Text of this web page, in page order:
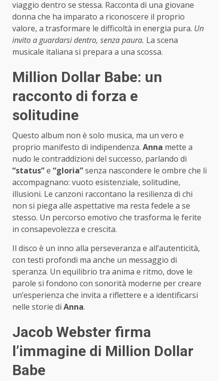
viaggio dentro se stessa. Racconta di una giovane
donna che ha imparato a riconoscere il proprio
valore, a trasformare le difficoltà in energia pura. Un
invito a guardarsi dentro, senza paura. La scena
musicale italiana si prepara a una scossa.
Million Dollar Babe: un
racconto di forza e
solitudine
Questo album non è solo musica, ma un vero e
proprio manifesto di indipendenza. Anna mette a
nudo le contraddizioni del successo, parlando di
“status”e “gloria”senza nascondere le ombre che li
accompagnano: vuoto esistenziale, solitudine,
illusioni. Le canzoni raccontano la resilienza di chi
non si piega alle aspettative ma resta fedele a se
stesso. Un percorso emotivo che trasforma le ferite
in consapevolezza e crescita.
Il disco è un inno alla perseveranza e all’autenticità,
con testi profondi ma anche un messaggio di
speranza. Un equilibrio tra anima e ritmo, dove le
parole si fondono con sonorità moderne per creare
un’esperienza che invita a riflettere e a identificarsi
nelle storie di Anna.
Jacob Webster firma
l’immagine di Million Dollar
Babe